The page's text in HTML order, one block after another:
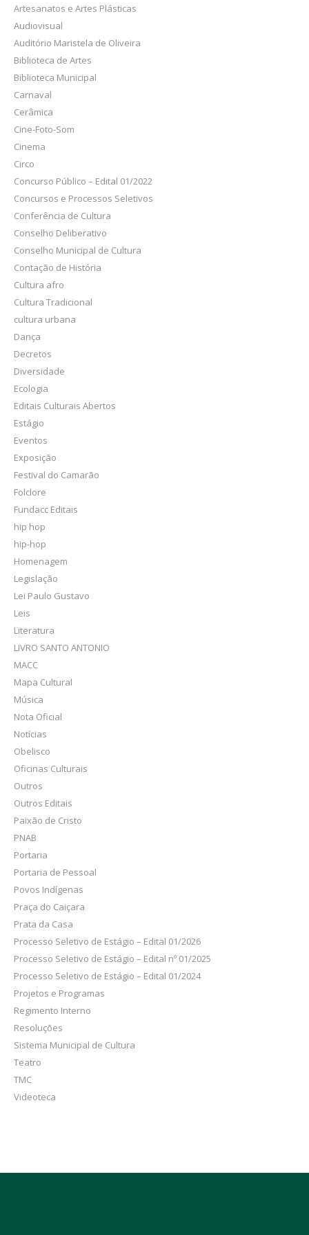
Artesanatos e Artes Plásticas
Audiovisual
Auditório Maristela de Oliveira
Biblioteca de Artes
Biblioteca Municipal
Carnaval
Cerâmica
Cine-Foto-Som
Cinema
Circo
Concurso Público – Edital 01/2022
Concursos e Processos Seletivos
Conferência de Cultura
Conselho Deliberativo
Conselho Municipal de Cultura
Contação de História
Cultura afro
Cultura Tradicional
cultura urbana
Dança
Decretos
Diversidade
Ecologia
Editais Culturais Abertos
Estágio
Eventos
Exposição
Festival do Camarão
Folclore
Fundacc Editais
hip hop
hip-hop
Homenagem
Legislação
Lei Paulo Gustavo
Leis
Literatura
LIVRO SANTO ANTONIO
MACC
Mapa Cultural
Música
Nota Oficial
Notícias
Obelisco
Oficinas Culturais
Outros
Outros Editais
Paixão de Cristo
PNAB
Portaria
Portaria de Pessoal
Povos Indígenas
Praça do Caiçara
Prata da Casa
Processo Seletivo de Estágio – Edital 01/2026
Processo Seletivo de Estágio – Edital nº 01/2025
Processo Seletivo de Estágio – Edital 01/2024
Projetos e Programas
Regimento Interno
Resoluções
Sistema Municipal de Cultura
Teatro
TMC
Videoteca